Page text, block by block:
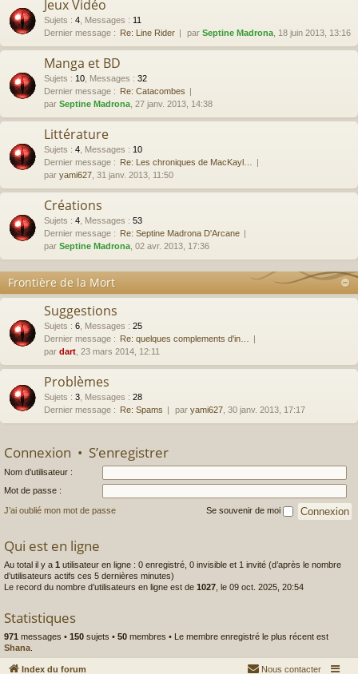
Jeux Vidéo
Sujets : 4 Messages : 11
Dernier message : Re: Line Rider par Septine Madrona , 18 juin 2013, 13:16
Manga et BD
Sujets : 10 Messages : 32
Dernier message : Re: Catacombes
par Septine Madrona , 27 janv. 2013, 14:38
Littérature
Sujets : 4 Messages : 10
Dernier message : Re: Les chroniques de MacKayl…
par yami627 , 31 janv. 2013, 11:50
Créations
Sujets : 4 Messages : 53
Dernier message : Re: Septine Madrona D'Arcane
par Septine Madrona , 02 avr. 2013, 17:36
Frontière de la Mort
Suggestions
Sujets : 6 Messages : 25
Dernier message : Re: quelques complements d'in…
par dart , 23 mars 2014, 12:11
Problèmes
Sujets : 3 Messages : 28
Dernier message : Re: Spams par yami627 , 30 janv. 2013, 17:17
Connexion • S’enregistrer
Nom d’utilisateur :
Mot de passe :
J’ai oublié mon mot de passe Se souvenir de moi
Qui est en ligne
Au total il y a 1 utilisateur en ligne : 0 enregistré, 0 invisible et 1 invité (d’après le nombre
d’utilisateurs actifs ces 5 dernières minutes)
Le record du nombre d’utilisateurs en ligne est de 1027, le 09 oct. 2025, 20:54
Statistiques
971 messages • 150 sujets • 50 membres • Le membre enregistré le plus récent est
Shana.
Index du forum Nous contacter